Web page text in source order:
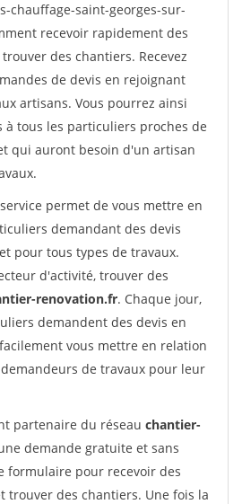
chauffage-saint-georges-sur-
recevoir rapidement des
des chantiers. Recevez
de devis en rejoignant
artisans. Vous pourrez ainsi
à tous les particuliers proches de
qui auront besoin d'un artisan
permet de vous mettre en
demandant des devis
pour tous types de travaux.
d'activité, trouver des
renovation.fr. Chaque jour,
demandent des devis en
vous mettre en relation
de travaux pour leur
partenaire du réseau chantier-
demande gratuite et sans
formulaire pour recevoir des
trouver des chantiers. Une fois la